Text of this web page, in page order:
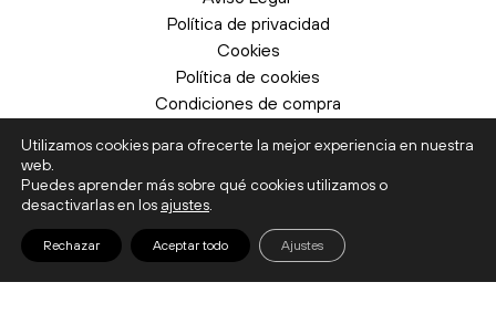
Política de privacidad
Cookies
Política de cookies
Condiciones de compra
© 2026 Liburuak. Todos los derechos
reservados.
Utilizamos cookies para ofrecerte la mejor experiencia en nuestra
web.
Puedes aprender más sobre qué cookies utilizamos o
desactivarlas en los ajustes
Aceptar todo
Rechazar Ajustes